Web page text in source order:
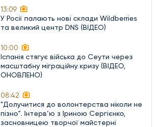
13:09
У Росії палають нові склади Wildberries
та великий центр DNS (ВІДЕО)
10:00
Іспанія стягує війська до Сеути через
масштабну міграційну кризу (ВІДЕО,
ОНОВЛЕНО)
08:42
"Долучитися до волонтерства ніколи не
пізно". Інтерв’ю з Іриною Сергієнко,
засновницею творчої майстерні